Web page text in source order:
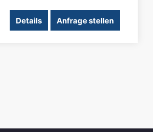
Details Anfrage stellen